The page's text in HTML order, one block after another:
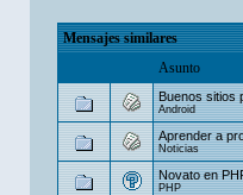
Mensajes similares
Asunto
Buenos sitios
Android
Aprender a
Noticias
Novato en
PHP